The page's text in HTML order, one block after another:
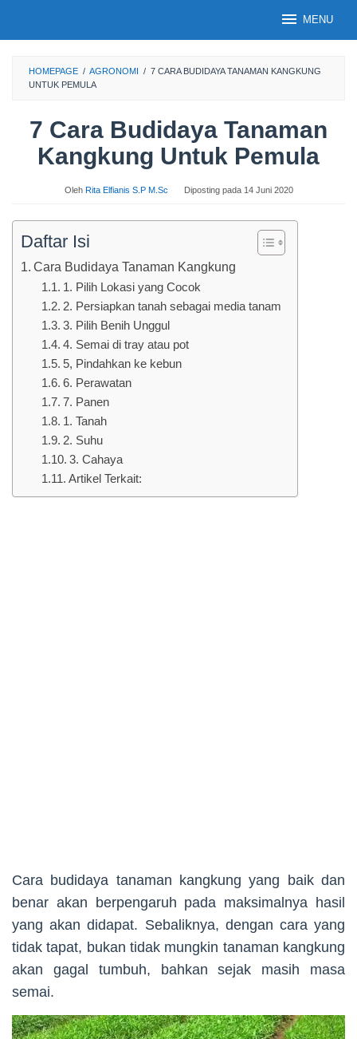
MENU
HOMEPAGE / AGRONOMI / 7 CARA BUDIDAYA TANAMAN KANGKUNG
UNTUK PEMULA
7 Cara Budidaya Tanaman
Kangkung Untuk Pemula
Oleh Rita Elfianis S.P M.Sc Diposting pada 14 Juni 2020
Daftar Isi
Cara Budidaya Tanaman Kangkung
1. Pilih Lokasi yang Cocok
2. Persiapkan tanah sebagai media tanam
3. Pilih Benih Unggul
4. Semai di tray atau pot
5, Pindahkan ke kebun
6. Perawatan
7. Panen
1. Tanah
2. Suhu
3. Cahaya
Artikel Terkait:
Cara budidaya tanaman kangkung yang baik dan
benar akan berpengaruh pada maksimalnya hasil
yang akan didapat. Sebaliknya, dengan cara yang
tidak tapat, bukan tidak mungkin tanaman kangkung
akan gagal tumbuh, bahkan sejak masih masa
semai.